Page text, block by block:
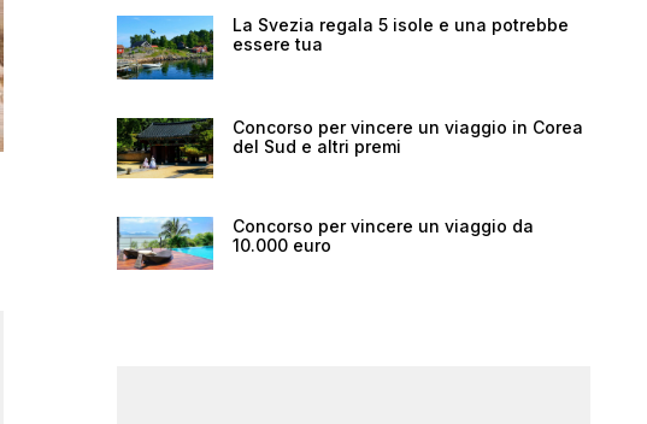
La Svezia regala 5 isole e una potrebbe
essere tua
Concorso per vincere un viaggio in Corea
del Sud e altri premi
Concorso per vincere un viaggio da
10.000 euro